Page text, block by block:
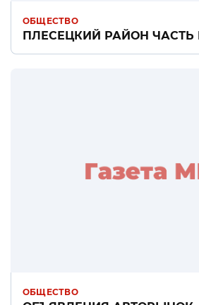
ОБЩЕСТВО
ПЛЕСЕЦКИЙ РАЙОН ЧАСТЬ II
ОБЩЕСТВО